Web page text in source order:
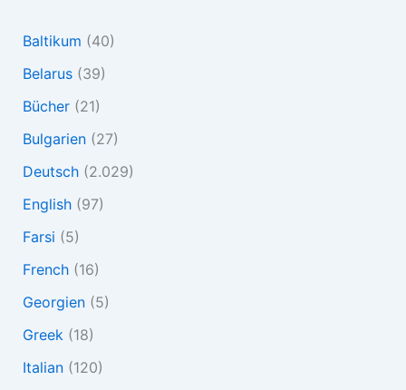
Baltikum (40)
Belarus(39)
Bücher(21)
Bulgarien(27)
Deutsch(2.029)
English(97)
Farsi (5)
French(16)
Georgien(5)
Greek(18)
Italian(120)